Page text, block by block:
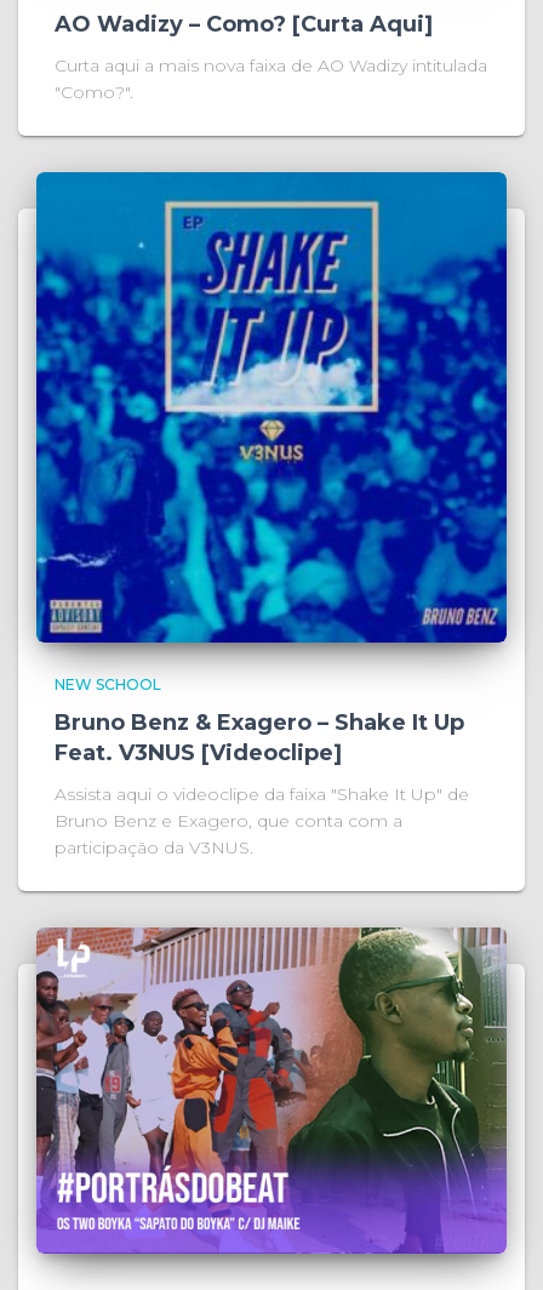
AO Wadizy – Como? [Curta Aqui]
Curta aqui a mais nova faixa de AO Wadizy intitulada
"Como?".
NEW SCHOOL
Bruno Benz & Exagero – Shake It Up
Feat. V3NUS [Videoclipe]
Assista aqui o videoclipe da faixa "Shake It Up" de
Bruno Benz e Exagero, que conta com a
participação da V3NUS.